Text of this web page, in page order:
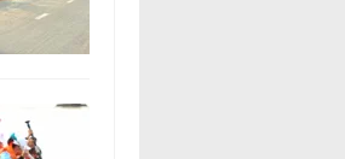
tương lai